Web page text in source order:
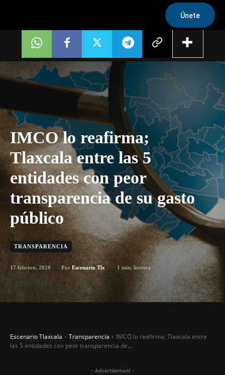
Únete
IMCO lo reafirma;
Tlaxcala entre las 5
entidades con peor
transparencia de su gasto
público
TRANSPARENCIA
17 febrero, 2020 Por Escenario Tlx 1 min. lectura
Escenario Tlaxcala Transparencia
IMCO lo reafirma; Tlaxcala entre
las 5 entidades con peor transparencia de...
- Advertisement -